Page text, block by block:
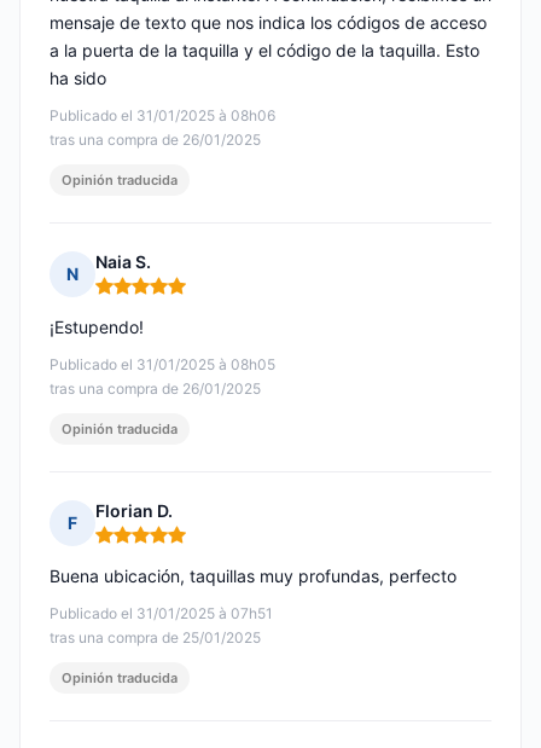
Publicado el 31/01/2025 à 08h06
tras una compra de 26/01/2025
mensaje de texto que nos indica los códigos de acceso
a la puerta de la taquilla y el código de la taquilla. Esto
ha sido
Opinión traducida
N
Naia S.
Nota: 5 de 5
Publicado el 31/01/2025 à 08h05
tras una compra de 26/01/2025
¡Estupendo!
Opinión traducida
F
Florian D.
Nota: 5 de 5
Publicado el 31/01/2025 à 07h51
tras una compra de 25/01/2025
Buena ubicación, taquillas muy profundas, perfecto
Opinión traducida